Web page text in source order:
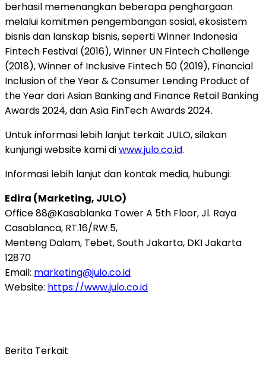
berhasil memenangkan beberapa penghargaan
melalui komitmen pengembangan sosial, ekosistem
bisnis dan lanskap bisnis, seperti Winner Indonesia
Fintech Festival (2016), Winner UN Fintech Challenge
(2018), Winner of Inclusive Fintech 50 (2019), Financial
Inclusion of the Year & Consumer Lending Product of
the Year dari Asian Banking and Finance Retail Banking
Awards 2024, dan Asia FinTech Awards 2024.
Untuk informasi lebih lanjut terkait JULO, silakan
kunjungi website kami diwww.julo.co.id.
Informasi lebih lanjut dan kontak media, hubungi:
Edira (Marketing, JULO)
Office 88@Kasablanka Tower A 5th Floor, Jl. Raya
Casablanca, RT.16/RW.5,
Menteng Dalam, Tebet, South Jakarta, DKI Jakarta
12870
Email: marketing@julo.co.id
Website: https://www.julo.co.id
Berita Terkait